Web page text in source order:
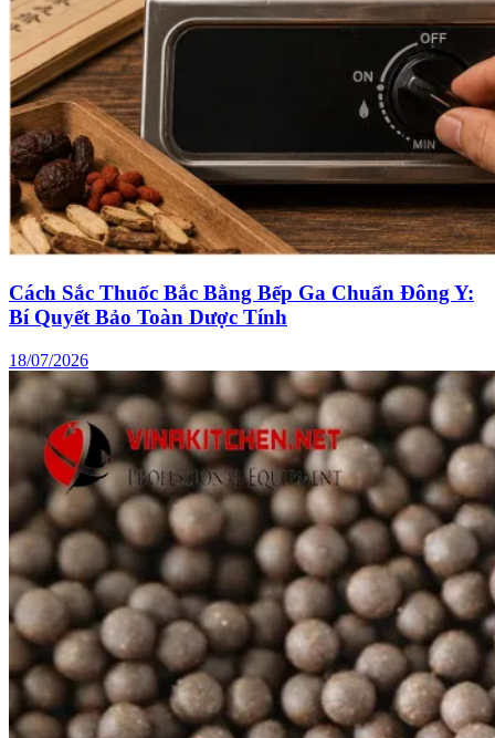
Cách Sắc Thuốc Bắc Bằng Bếp Ga Chuẩn Đông Y:
Bí Quyết Bảo Toàn Dược Tính
18/07/2026